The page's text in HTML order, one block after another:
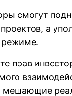
смогут
а
режиме.
прав
мешающие